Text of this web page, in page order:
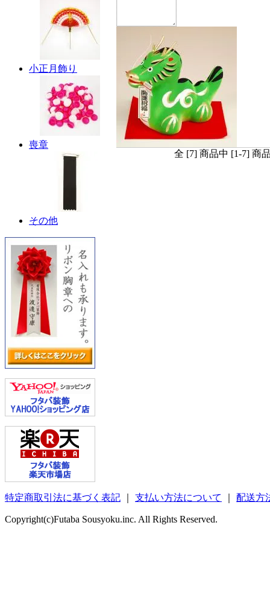
小正月飾り
喪章
その他
全 [7] 商品中 [1-7] 商
特定商取引法に基づく表記 支払い方法について 配送方
Copyright(c)Futaba Sousyoku.inc. All Rights Reserved.